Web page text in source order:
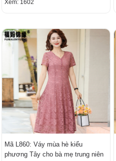
Xem: 1602
Mã L860: Váy mùa hè kiểu
phương Tây cho bà mẹ trung niên